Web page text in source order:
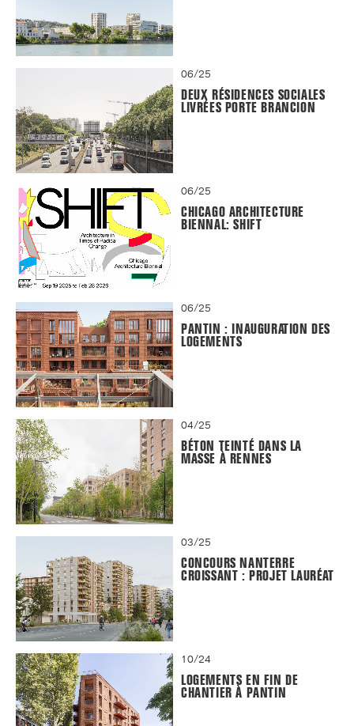
06/25
DEUX RÉSIDENCES SOCIALES
LIVRÉES PORTE BRANCION
06/25
CHICAGO ARCHITECTURE
BIENNAL: SHIFT
06/25
PANTIN : INAUGURATION DES
LOGEMENTS
04/25
BÉTON TEINTÉ DANS LA
MASSE À RENNES
03/25
CONCOURS NANTERRE
CROISSANT : PROJET LAURÉAT
10/24
LOGEMENTS EN FIN DE
CHANTIER À PANTIN